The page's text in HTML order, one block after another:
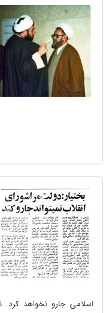
اسلامی جارو نخواهد کرد.